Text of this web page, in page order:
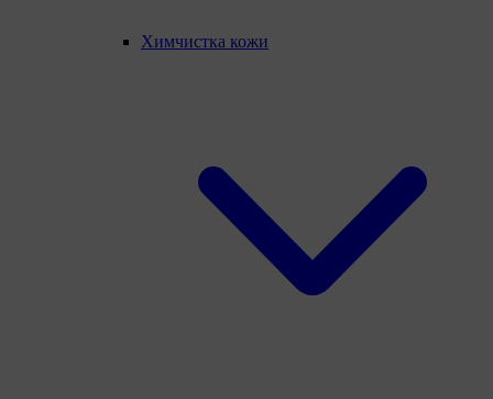
Химчистка кожи